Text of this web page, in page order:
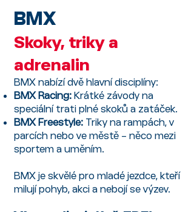
BMX
Skoky, triky a
adrenalin
BMX nabízí dvě hlavní disciplíny:
BMX Racing: Krátké závody na
speciální trati plné skoků a zatáček.
BMX Freestyle: Triky na rampách, v
parcích nebo ve městě – něco mezi
sportem a uměním.
BMX je skvělé pro mladé jezdce, kteří
milují pohyb, akci a nebojí se výzev.